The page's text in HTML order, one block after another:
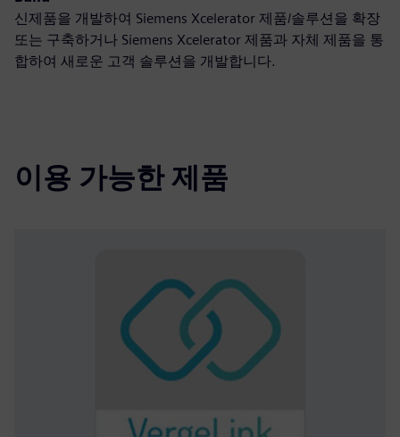
신제품을 개발하여 Siemens Xcelerator 제품/솔루션을 확장
또는 구축하거나 Siemens Xcelerator 제품과 자체 제품을 통
합하여 새로운 고객 솔루션을 개발합니다.
이용 가능한 제품